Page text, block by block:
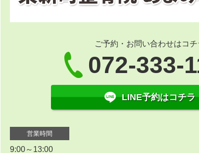
ご予約・お問い合わせはコ
072-333-
LINE予約はコチラ
営業時間
9:00～13:00